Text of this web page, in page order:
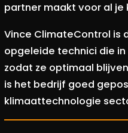
partner maakt voor al
Vince ClimateControl is
opgeleide technici die
zodat ze optimaal
is het bedrijf goed
klimaattechnologie